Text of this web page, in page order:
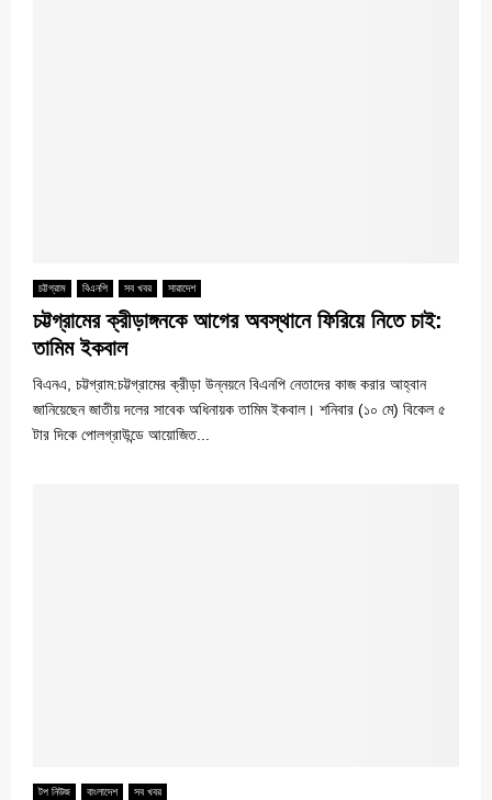
চট্টগ্রাম বিএনপি সব খবর সারাদেশ
চট্টগ্রামের ক্রীড়াঙ্গনকে আগের অবস্থানে ফিরিয়ে নিতে চাই:
তামিম ইকবাল
বিএনএ, চট্টগ্রাম:চট্টগ্রামের ক্রীড়া উন্নয়নে বিএনপি নেতাদের কাজ করার আহ্বান
জানিয়েছেন জাতীয় দলের সাবেক অধিনায়ক তামিম ইকবাল। শনিবার (১০ মে) বিকেল ৫
টার দিকে পোলগ্রাউন্ডে আয়োজিত...
টপ নিউজ বাংলাদেশ সব খবর